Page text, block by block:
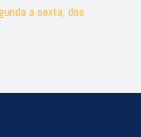
a sexta, das